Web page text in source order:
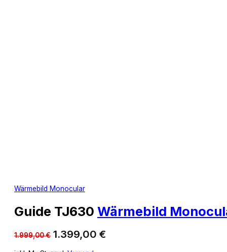
Wärmebild Monocular
Guide TJ630 Wärmebild
1.999,00€ Ursprünglicher
1.399,00 €